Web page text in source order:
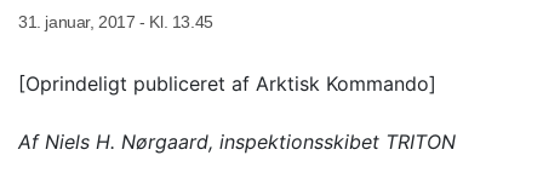
31. januar, 2017 - Kl. 13.45
[Oprindeligt publiceret af Arktisk Kommando]
Af Niels H. Nørgaard, inspektionsskibet TRITON